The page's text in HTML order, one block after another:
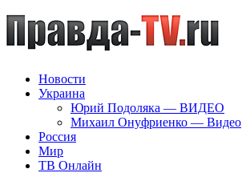
Новости
Украина
Юрий Подоляка — ВИДЕО
Михаил Онуфриенко — Видео
Россия
Мир
ТВ Онлайн